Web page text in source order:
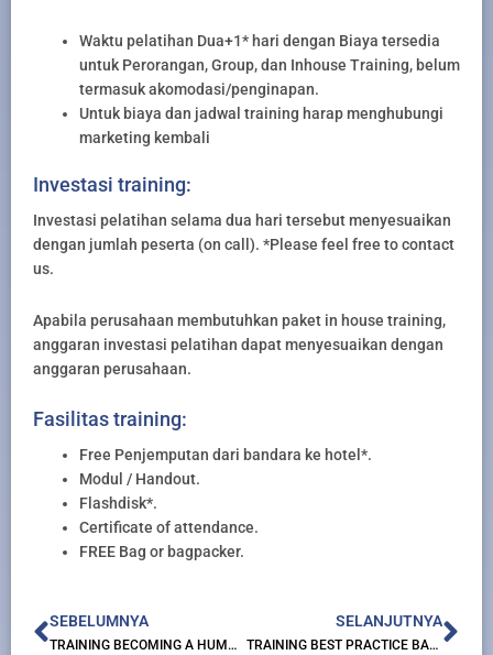
Waktu pelatihan Dua+1* hari dengan Biaya tersedia
untuk Perorangan, Group, dan Inhouse Training, belum
termasuk akomodasi/penginapan.
Untuk biaya dan jadwal training harap menghubungi
marketing kembali
Investasi training:
Investasi pelatihan selama dua hari tersebut menyesuaikan
dengan jumlah peserta (on call). *Please feel free to contact
us.
Apabila perusahaan membutuhkan paket in house training,
anggaran investasi pelatihan dapat menyesuaikan dengan
anggaran perusahaan.
Fasilitas training:
Free Penjemputan dari bandara ke hotel*.
Modul / Handout.
Flashdisk*.
Certificate of attendance.
FREE Bag or bagpacker.
Prev
SEBELUMNYA
TRAINING BECOMING A HUMAN RESOURCES PROFESSIONAL
SELANJUTNYA
TRAINING BEST PRACTICE BASIC HUMAN RESOURCE MANAGEMENT